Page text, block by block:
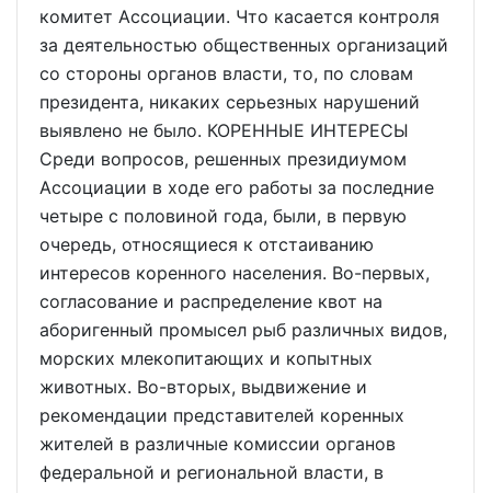
комитет Ассоциации. Что касается контроля
за деятельностью общественных организаций
со стороны органов власти, то, по словам
президента, никаких серьезных нарушений
выявлено не было. КОРЕННЫЕ ИНТЕРЕСЫ
Среди вопросов, решенных президиумом
Ассоциации в ходе его работы за последние
четыре с половиной года, были, в первую
очередь, относящиеся к отстаиванию
интересов коренного населения. Во-первых,
согласование и распределение квот на
аборигенный промысел рыб различных видов,
морских млекопитающих и копытных
животных. Во-вторых, выдвижение и
рекомендации представителей коренных
жителей в различные комиссии органов
федеральной и региональной власти, в